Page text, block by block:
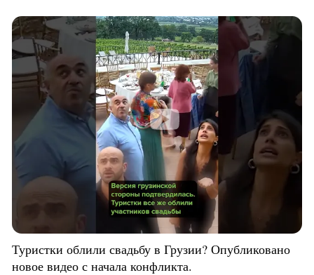
Туристки облили свадьбу в Грузии? Опубликовано
новое видео с начала конфликта.